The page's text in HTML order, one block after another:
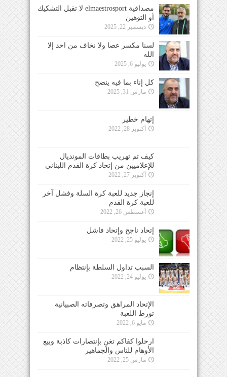
مصداقية elmaestrosport لا تقبل التشكيك
أو التوهين
ديسمبر 22, 2025
لسنا مكسر عصا ولا نخاف من احد إلا
الله
يوليو 6, 2025
كل إناء بما فيه ينضح
مارس 31, 2025
إتهام خطير
أكتوبر 28, 2022
كيف تم تهريب بطاقات المونديال
للإعلاميين من إتحاد كرة القدم اللبناني
أكتوبر 27, 2022
إنجاز جديد للعبة كرة السلة وفشل آخر
للعبة كرة القدم
أغسطس 26, 2022
إتحاد ناجح وإتحاد فاشل
يوليو 25, 2022
السبب تداول السلطة بإنتظام
يوليو 24, 2022
الإتحاد المراهق وتصرفاته الصبيانية
تورط اللعبة
مايو 6, 2022
ارحلوا كفاكم تغنٍ بإنتصارات كاذبة وبيع
الأوهام للناس والجماهير
مارس 25, 2022